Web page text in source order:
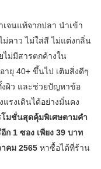
เจนแท้จากปลา นำเข้า
ม่คาว ไม่ใส่สี ไม่แต่งกลิ่น
ม่มีสารตกค้างใน
ยุ 40+ ขึ้นไป เติมสิ่งดีๆ
งผิว และช่วยปัญหาข้อ
รงเดินได้อย่างมั่นคง
มชั่นสุดคุ้มพิเศษตามคำ
ก 1 ซอง เพียง 39 บาท
คม 2565 หาซื้อได้ที่ร้าน